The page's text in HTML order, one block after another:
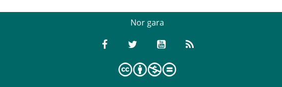
Nor gara